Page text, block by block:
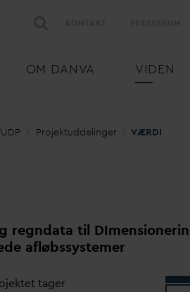
OM DANVA VIDEN
Projektuddelinger VÆRDI
regndata til
afløbssystemer
tager